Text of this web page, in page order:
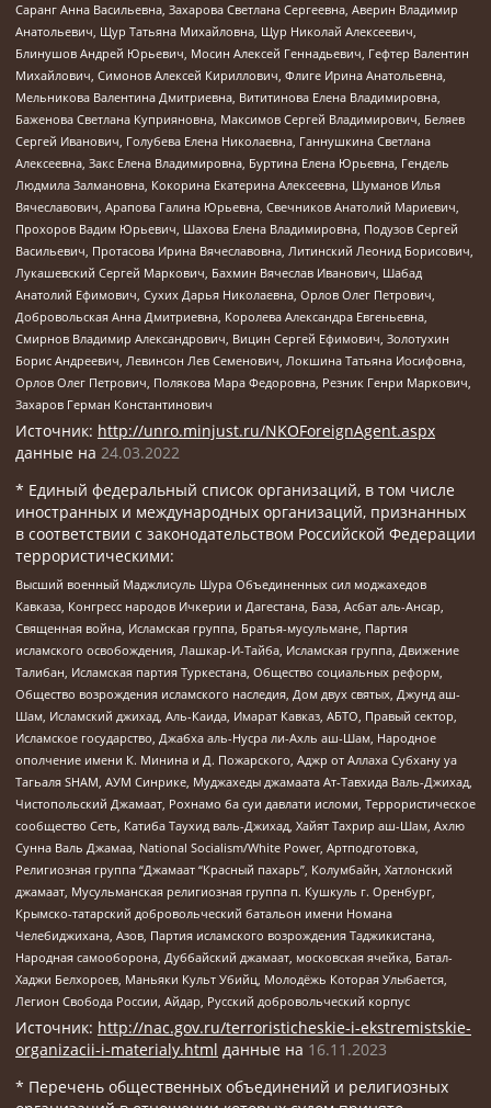
Саранг Анна Васильевна, Захарова Светлана Сергеевна, Аверин Владимир
Анатольевич, Щур Татьяна Михайловна, Щур Николай Алексеевич,
Блинушов Андрей Юрьевич, Мосин Алексей Геннадьевич, Гефтер Валентин
Михайлович, Симонов Алексей Кириллович, Флиге Ирина Анатольевна,
Мельникова Валентина Дмитриевна, Вититинова Елена Владимировна,
Баженова Светлана Куприяновна, Максимов Сергей Владимирович, Беляев
Сергей Иванович, Голубева Елена Николаевна, Ганнушкина Светлана
Алексеевна, Закс Елена Владимировна, Буртина Елена Юрьевна, Гендель
Людмила Залмановна, Кокорина Екатерина Алексеевна, Шуманов Илья
Вячеславович, Арапова Галина Юрьевна, Свечников Анатолий Мариевич,
Прохоров Вадим Юрьевич, Шахова Елена Владимировна, Подузов Сергей
Васильевич, Протасова Ирина Вячеславовна, Литинский Леонид Борисович,
Лукашевский Сергей Маркович, Бахмин Вячеслав Иванович, Шабад
Анатолий Ефимович, Сухих Дарья Николаевна, Орлов Олег Петрович,
Добровольская Анна Дмитриевна, Королева Александра Евгеньевна,
Смирнов Владимир Александрович, Вицин Сергей Ефимович, Золотухин
Борис Андреевич, Левинсон Лев Семенович, Локшина Татьяна Иосифовна,
Орлов Олег Петрович, Полякова Мара Федоровна, Резник Генри Маркович,
Захаров Герман Константинович
Источник: http://unro.minjust.ru/NKOForeignAgent.aspx
данные на 24.03.2022
* Единый федеральный список организаций, в том числе
иностранных и международных организаций, признанных
в соответствии с законодательством Российской Федерации
террористическими:
Высший военный Маджлисуль Шура Объединенных сил моджахедов
Кавказа, Конгресс народов Ичкерии и Дагестана, База, Асбат аль-Ансар,
Священная война, Исламская группа, Братья-мусульмане, Партия
исламского освобождения, Лашкар-И-Тайба, Исламская группа, Движение
Талибан, Исламская партия Туркестана, Общество социальных реформ,
Общество возрождения исламского наследия, Дом двух святых, Джунд аш-
Шам, Исламский джихад, Аль-Каида, Имарат Кавказ, АБТО, Правый сектор,
Исламское государство, Джабха аль-Нусра ли-Ахль аш-Шам, Народное
ополчение имени К. Минина и Д. Пожарского, Аджр от Аллаха Субхану уа
Тагьаля SHAM, АУМ Синрике, Муджахеды джамаата Ат-Тавхида Валь-Джихад,
Чистопольский Джамаат, Рохнамо ба суи давлати исломи, Террористическое
сообщество Сеть, Катиба Таухид валь-Джихад, Хайят Тахрир аш-Шам, Ахлю
Сунна Валь Джамаа, National Socialism/White Power, Артподготовка,
Религиозная группа “Джамаат “Красный пахарь”, Колумбайн, Хатлонский
джамаат, Мусульманская религиозная группа п. Кушкуль г. Оренбург,
Крымско-татарский добровольческий батальон имени Номана
Челебиджихана, Азов, Партия исламского возрождения Таджикистана,
Народная самооборона, Дуббайский джамаат, московская ячейка, Батал-
Хаджи Белхороев, Маньяки Культ Убийц, Молодёжь Которая Улыбается,
Легион Свобода России, Айдар, Русский добровольческий корпус
Источник: http://nac.gov.ru/terroristicheskie-i-ekstremistskie-
organizacii-i-materialy.html данные на 16.11.2023
* Перечень общественных объединений и религиозных